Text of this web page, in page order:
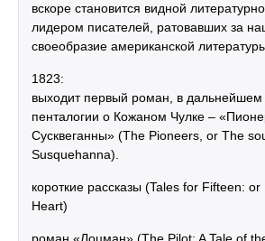
вскоре становится видной
лидером писателей, ратовавших за
своеобразие американской
1823:
выходит первый роман, в дальнейшем
пенталогии о Кожаном Чулке –
Сусквеганны» (The Pioneers, or The
Susquehanna).
короткие рассказы (Tales for Fifteen:
Heart)